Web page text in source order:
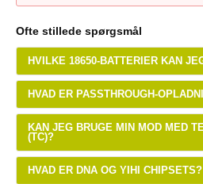
Ofte stillede spørgsmål
HVILKE 18650-BATTERIER KAN
HVAD ER PASSTHROUGH-
KAN JEG BRUGE MIN MOD MED
(TC)?
HVAD ER DNA OG YIHI CHIPSETS?